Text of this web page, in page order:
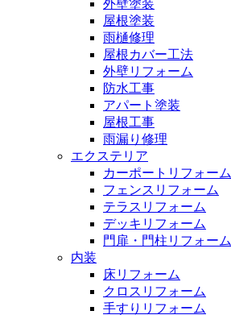
外壁塗装
屋根塗装
雨樋修理
屋根カバー工法
外壁リフォーム
防水工事
アパート塗装
屋根工事
雨漏り修理
エクステリア
カーポートリフォーム
フェンスリフォーム
テラスリフォーム
デッキリフォーム
門扉・門柱リフォーム
内装
床リフォーム
クロスリフォーム
手すりリフォーム